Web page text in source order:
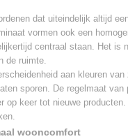
dat uiteindelijk altijd
vormen ook een
centraal staan. Het is
de ruimte.
aan kleuren
sporen. De regelmaat van
op keer tot nieuwe
wooncomfort